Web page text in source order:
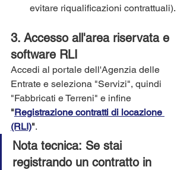
evitare riqualificazioni contrattuali).
3. Accesso all'area riservata e
software RLI
Accedi al portale dell'Agenzia delle
Entrate e seleziona "Servizi", quindi
"Fabbricati e Terreni" e infine
"Registrazione contratti di locazione
(RLI)".
Nota tecnica: Se stai
registrando un contratto in